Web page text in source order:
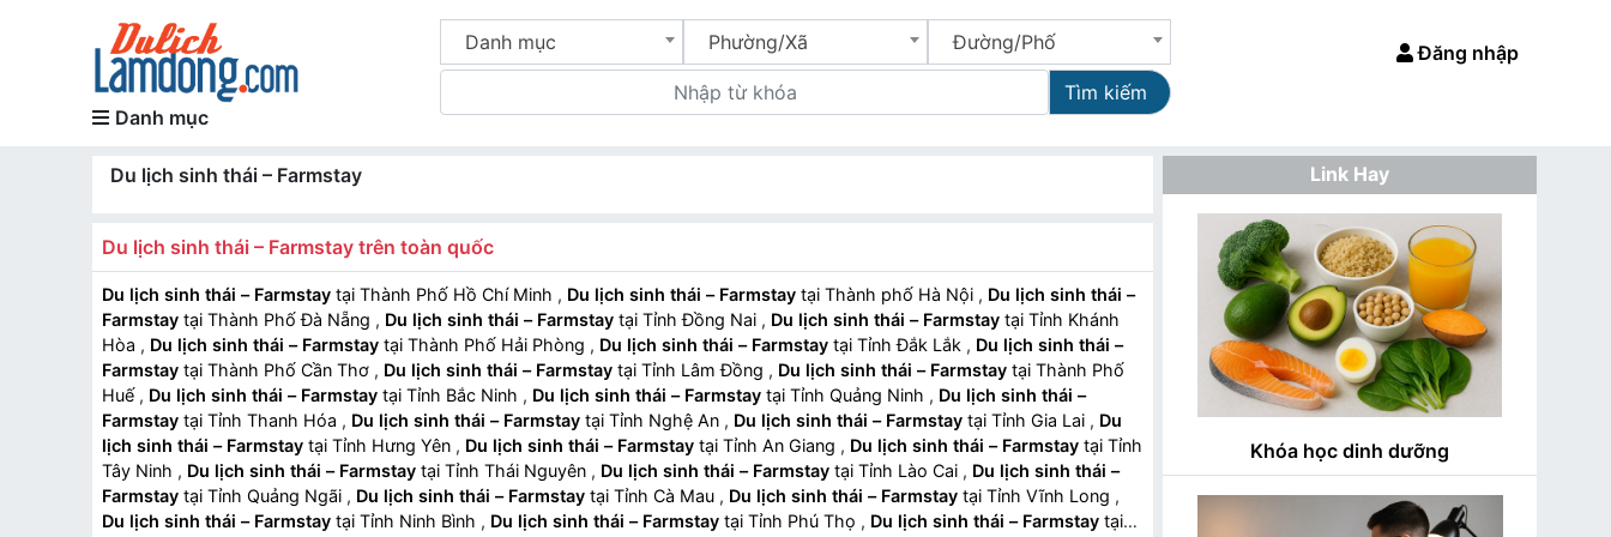
Danh mục
Danh mục Phường/Xã Đường/Phố
Tìm kiếm
Đăng nhập
Du lịch sinh thái – Farmstay
Du lịch sinh thái – Farmstay trên toàn quốc
Du lịch sinh thái – Farmstay tại Thành Phố Hồ Chí Minh , Du lịch sinh thái – Farmstay tại Thành phố Hà Nội , Du lịch sinh thái –
Farmstay tại Thành Phố Đà Nẵng , Du lịch sinh thái – Farmstay tại Tỉnh Đồng Nai , Du lịch sinh thái – Farmstay tại Tỉnh Khánh
Hòa , Du lịch sinh thái – Farmstay tại Thành Phố Hải Phòng , Du lịch sinh thái – Farmstay tại Tỉnh Đắk Lắk , Du lịch sinh thái –
Farmstay tại Thành Phố Cần Thơ , Du lịch sinh thái – Farmstay tại Tỉnh Lâm Đồng , Du lịch sinh thái – Farmstay tại Thành Phố
Huế , Du lịch sinh thái – Farmstay tại Tỉnh Bắc Ninh , Du lịch sinh thái – Farmstay tại Tỉnh Quảng Ninh , Du lịch sinh thái –
Farmstay tại Tỉnh Thanh Hóa , Du lịch sinh thái – Farmstay tại Tỉnh Nghệ An , Du lịch sinh thái – Farmstay tại Tỉnh Gia Lai , Du
lịch sinh thái – Farmstay tại Tỉnh Hưng Yên , Du lịch sinh thái – Farmstay tại Tỉnh An Giang , Du lịch sinh thái – Farmstay tại Tỉnh
Tây Ninh , Du lịch sinh thái – Farmstay tại Tỉnh Thái Nguyên , Du lịch sinh thái – Farmstay tại Tỉnh Lào Cai , Du lịch sinh thái –
Farmstay tại Tỉnh Quảng Ngãi , Du lịch sinh thái – Farmstay tại Tỉnh Cà Mau , Du lịch sinh thái – Farmstay tại Tỉnh Vĩnh Long ,
Du lịch sinh thái – Farmstay tại Tỉnh Ninh Bình , Du lịch sinh thái – Farmstay tại Tỉnh Phú Thọ , Du lịch sinh thái – Farmstay tại
Link Hay
Khóa học dinh dưỡng